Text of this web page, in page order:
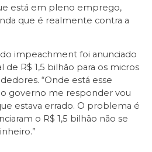
está em pleno emprego,
que é realmente contra a
impeachment foi anunciado
R$ 1,5 bilhão para os micros
“Onde está esse
governo me responder vou
estava errado. O problema é
o R$ 1,5 bilhão não se